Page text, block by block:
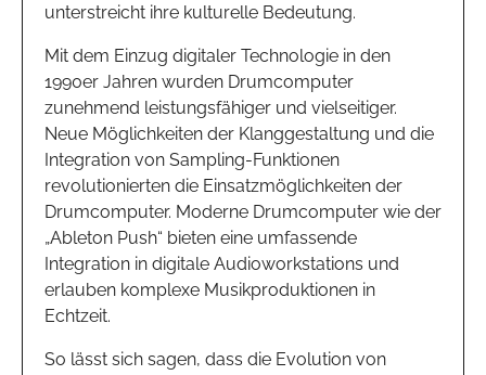
unterstreicht ihre kulturelle Bedeutung.
Mit dem Einzug digitaler Technologie in den
1990er Jahren wurden Drumcomputer
zunehmend leistungsfähiger und vielseitiger.
Neue Möglichkeiten der Klanggestaltung und die
Integration von Sampling-Funktionen
revolutionierten die Einsatzmöglichkeiten der
Drumcomputer. Moderne Drumcomputer wie der
„Ableton Push“ bieten eine umfassende
Integration in digitale Audioworkstations und
erlauben komplexe Musikproduktionen in
Echtzeit.
So lässt sich sagen, dass die Evolution von